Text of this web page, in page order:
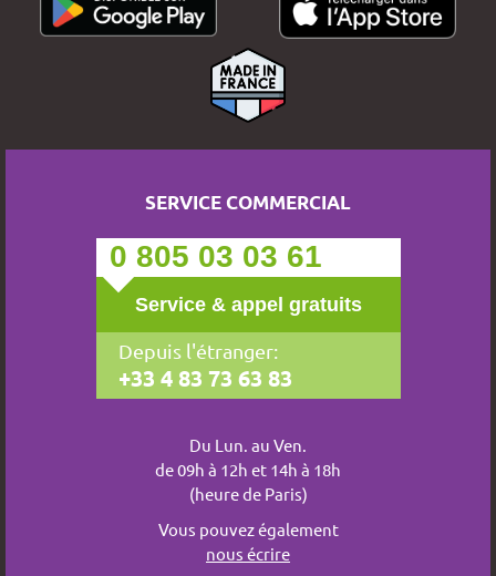
SERVICE COMMERCIAL
0 805 03 03 61
Service & appel gratuits
Depuis l'étranger:
+33 4 83 73 63 83
Du Lun. au Ven.
de 09h à 12h et 14h à 18h
(heure de Paris)
Vous pouvez également
nous écrire